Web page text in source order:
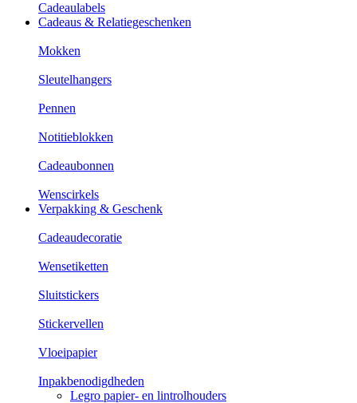
Cadeaulabels
Cadeaus & Relatiegeschenken
Mokken
Sleutelhangers
Pennen
Notitieblokken
Cadeaubonnen
Wenscirkels
Verpakking & Geschenk
Cadeaudecoratie
Wensetiketten
Sluitstickers
Stickervellen
Vloeipapier
Inpakbenodigdheden
Legro papier- en lintrolhouders